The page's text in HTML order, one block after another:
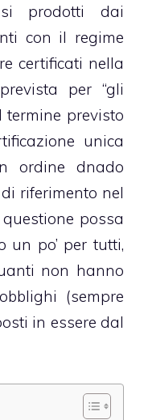
prodotti dai
con il regime
certificati nella
per “gli
termine previsto
unica
ordine dnado
riferimento nel
possa
un po’ per tutti,
non hanno
(sempre
in essere dal